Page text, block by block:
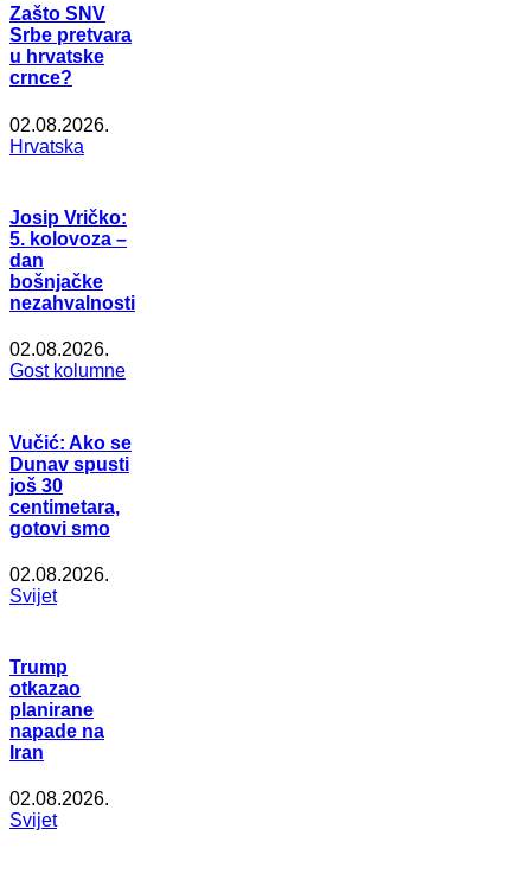
Zašto SNV
Srbe pretvara
u hrvatske
crnce?
02.08.2026.
Hrvatska
Josip Vričko:
5. kolovoza –
dan
bošnjačke
nezahvalnosti
02.08.2026.
Gost kolumne
Vučić: Ako se
Dunav spusti
još 30
centimetara,
gotovi smo
02.08.2026.
Svijet
Trump
otkazao
planirane
napade na
Iran
02.08.2026.
Svijet